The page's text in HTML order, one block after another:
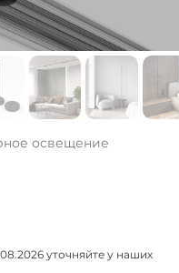
освещение
уточняйте у наших